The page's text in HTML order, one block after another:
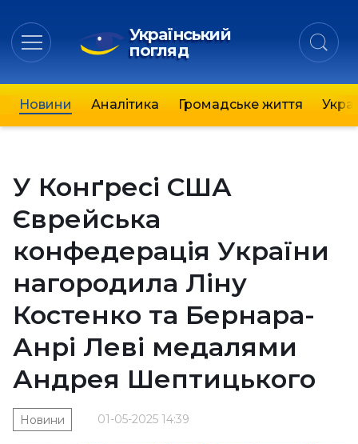
Український
погляд
Новини Аналітика Громадське життя
У Конґресі США
Єврейська
конфедерація України
нагородила Ліну
Костенко та Бернара-
Анрі Леві медалями
Андрея Шептицького
01-05-2025 14:39
Новини